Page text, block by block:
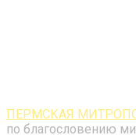
ПЕРМСКАЯ
по благословению